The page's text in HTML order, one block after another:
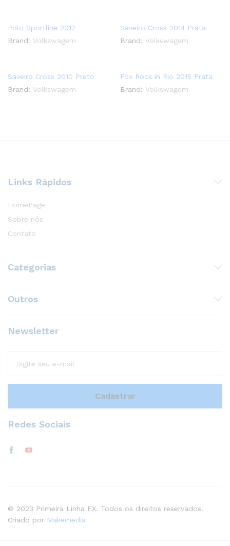
Polo Sportline 2012
Brand: Volkswagem
Saveiro Cross 2014 Prata
Brand: Volkswagem
Saveiro Cross 2010 Preto
Brand: Volkswagem
Fox Rock in Rio 2015 Prata
Brand: Volkswagem
Links Rápidos
HomePage
Sobre nós
Contato
Categorias
Outros
Newsletter
Redes Sociais
© 2023 Primeira Linha FX. Todos os direitos reservados.
Criado por Makemedia